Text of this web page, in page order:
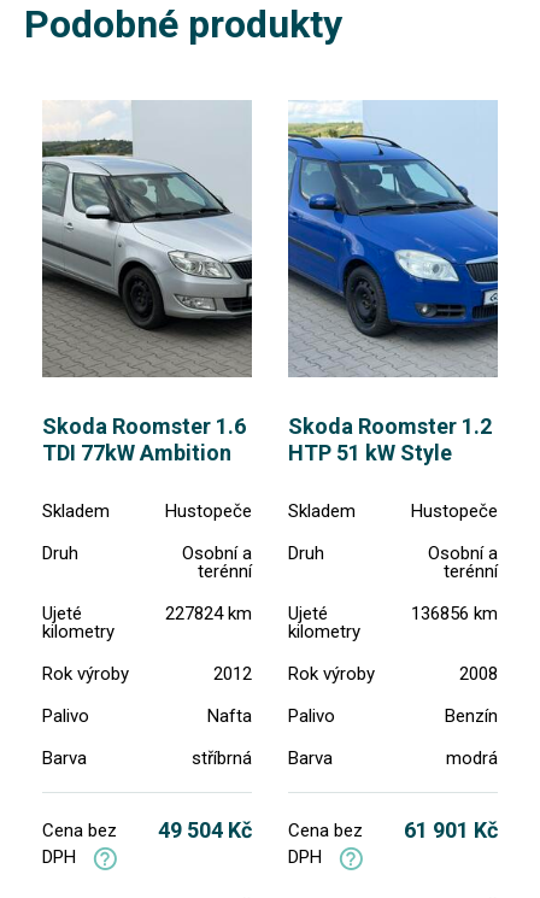
Podobné produkty
Skoda Roomster 1.6
TDI 77kW Ambition
Skladem
Hustopeče
Druh
Osobní a
terénní
Ujeté
kilometry
227824 km
Rok výroby
2012
Palivo
Nafta
Barva
stříbrná
Cena bez
DPH
49 504 Kč
Skoda Roomster 1.2
HTP 51 kW Style
Skladem
Hustopeče
Druh
Osobní a
terénní
Ujeté
kilometry
136856 km
Rok výroby
2008
Palivo
Benzín
Barva
modrá
Cena bez
DPH
61 901 Kč